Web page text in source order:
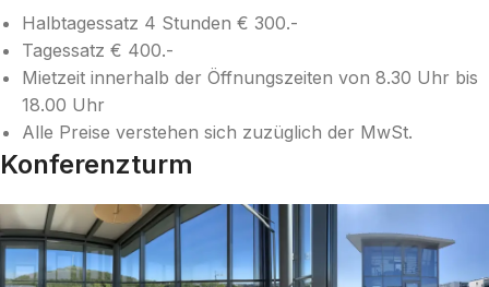
Halbtagessatz 4 Stunden € 300.-
Tagessatz € 400.-
Mietzeit innerhalb der Öffnungszeiten von 8.30 Uhr bis
18.00 Uhr
Alle Preise verstehen sich zuzüglich der MwSt.
Konferenzturm